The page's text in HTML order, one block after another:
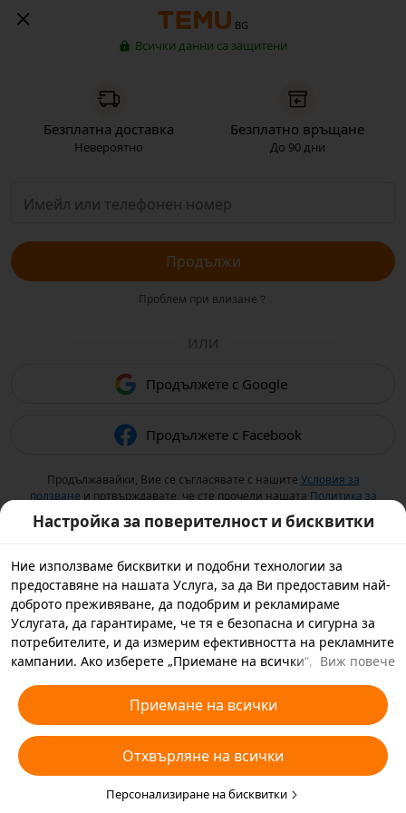
BG
Всички данни са защитени
Безплатна доставка
Невероятно
Безплатно връщане
До 90 дни
Продължи
Проблем при влизане？
ИЛИ
Продължете с Google
Продължете с Facebook
Продължавайки, Вие се съгласявате с нашите Условия за
ползване и потвърждавате, че сте прочели нашата Политика за
Настройка за поверителност и бисквитки
Ние използваме бисквитки и подобни технологии за
предоставяне на нашата Услуга, за да Ви предоставим най-
доброто преживяване, да подобрим и рекламираме
Услугата, да гарантираме, че тя е безопасна и сигурна за
потребителите, и да измерим ефективността на рекламните
кампании. Ако изберете „Приемане на всички“, Вие се
съхраняваме бисквитки и подобни технологии на Вашето
устройство за рекламни цели. Можете да изберете също
„Отхвърляне на всички“ за незадължителните бисквитки
или да изберете кои видове бисквитки искате да приемете
или дезактивирате, като кликнете върху „Персонализиране
на бисквитките“ по-долу или по всяко време в настройките
Виж повече
Приемане на всички
Отхвърляне на всички
Персонализиране на бисквитки